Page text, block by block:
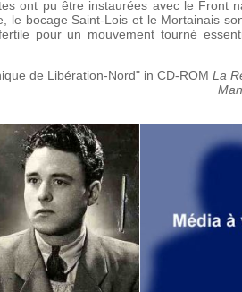
ont pu être instaurées avec le Front
le bocage Saint-Lois et le Mortainais
pour un mouvement tourné
de Libération-Nord" in CD-ROM La